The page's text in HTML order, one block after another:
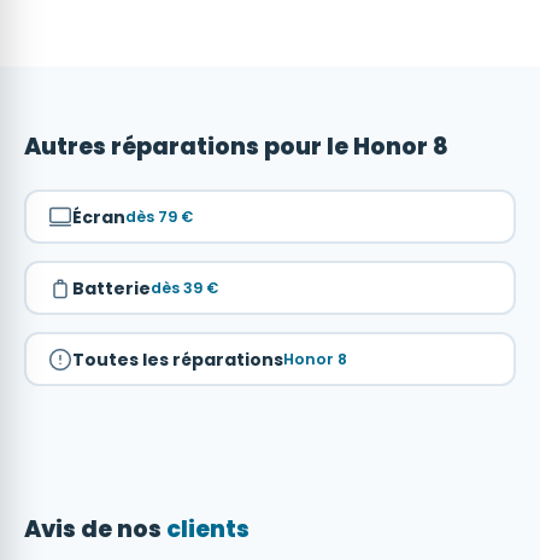
Autres réparations pour le Honor 8
Écrandès 79 €
Batteriedès 39 €
Toutes les réparationsHonor 8
Avis de nos clients